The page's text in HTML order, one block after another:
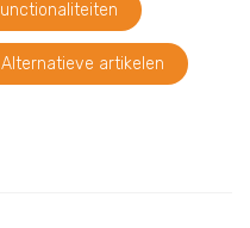
Alternatieve artikelen